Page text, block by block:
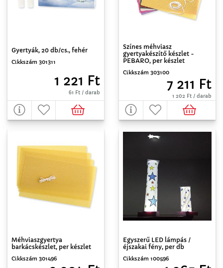
Gyertyák, 20 db/cs., fehér
Cikkszám 301311
1 221 Ft
61 Ft / darab
Színes méhviasz
gyertyakészítő készlet -
PEBARO, per készlet
Cikkszám 303100
7 211 Ft
1 202 Ft / darab
Méhviaszgyertya
barkácskészlet, per készlet
Cikkszám 301496
Egyszerű LED lámpás /
éjszakai fény, per db
Cikkszám 100596